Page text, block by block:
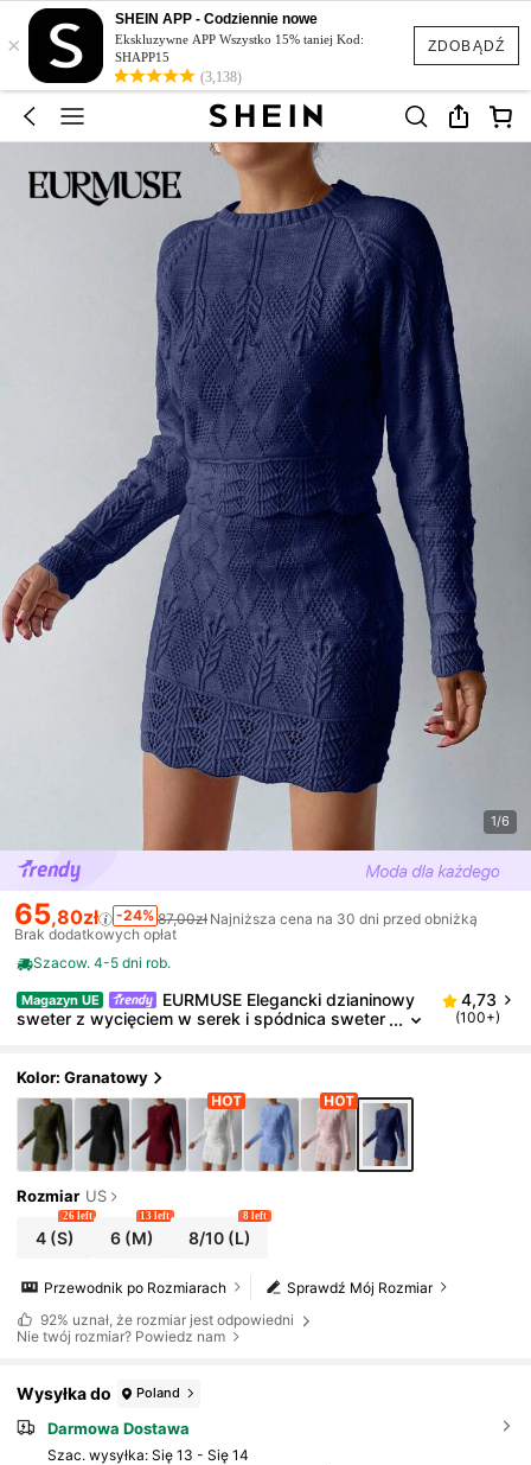
ZDOBĄDŹ
×
SHEIN APP - Codziennie nowe
Ekskluzywne APP Wszystko 15% taniej Kod:
SHAPP15
(3,138)
1/6
65,80zł -24% 87,00zł Najniższa cena na 30 dni przed obniżką
Brak dodatkowych opłat
Szacow. 4-5 dni rob.
Magazyn UE
EURMUSE Elegancki dzianinowy
sweter z wycięciem w serek i spódnica sweter
4,73
(100+)
Kolor: Granatowy
Rozmiar US
4 (S)
26 left
6 (M)
13 left
8/10(L)
8 left
Sprawdź Mój Rozmiar
Przewodnik po Rozmiarach
92% uznał, że rozmiar jest odpowiedni
Nie twój rozmiar? Powiedz nam
Wysyłka do Poland
Darmowa Dostawa
Szac. wysyłka: Się 13 - Się 14